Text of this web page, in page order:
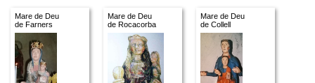
Mare de Deu
de Farners
Mare de Deu
de Rocacorba
Mare de Deu
de Collell